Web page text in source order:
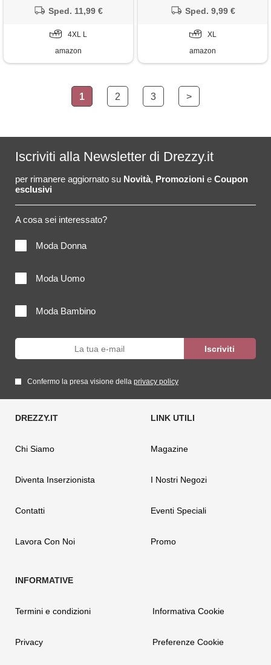
ginocchio b blu navy l
Sped. 11,99 €
4XL L
amazon
estivo abito da donna lungo
miei ordini offerta
Sped. 9,99 €
XL
amazon
1 2 3 >
Iscriviti alla Newsletter di Drezzy.it
per rimanere aggiornato su Novità, Promozioni e Coupon
esclusivi
A cosa sei interessato?
Moda Donna
Moda Uomo
Moda Bambino
Confermo la presa visione della privacy policy
Chi Siamo
Diventa Inserzionista
Contatti
Lavora Con Noi
Magazine
I Nostri Negozi
Eventi Speciali
Promo
Termini e condizioni
Privacy
Informativa Cookie
Preferenze Cookie